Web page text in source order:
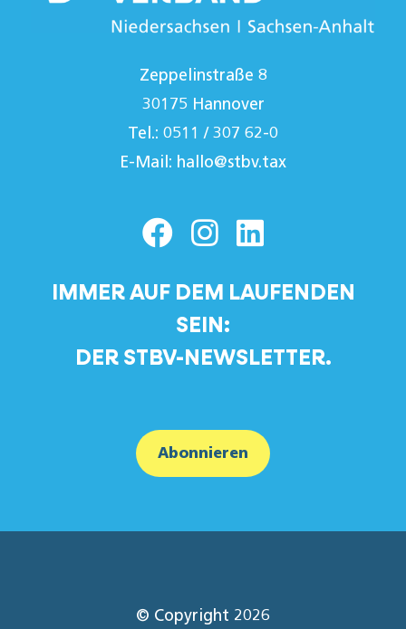
Zeppelinstraße 8
30175 Hannover
Tel.: 0511 / 307 62-0
E-Mail: hallo@stbv.tax
IMMER AUF DEM LAUFENDEN
SEIN:
DER STBV-NEWSLETTER.
Abonnieren
© Copyright 2026